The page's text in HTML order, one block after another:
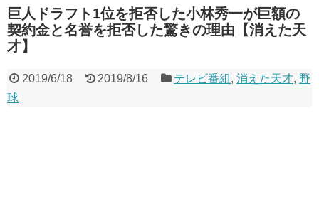
巨人ドラフト1位を拒否した小林秀一が巨額の
契約金と名誉を拒否した驚きの理由【消えた天
才】
2019/6/18 2019/8/16 テレビ番組 ,消えた天才, 野
球